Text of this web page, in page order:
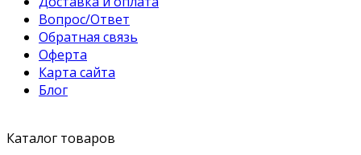
Вопрос/Ответ
Обратная связь
Оферта
Карта сайта
Блог
Каталог товаров